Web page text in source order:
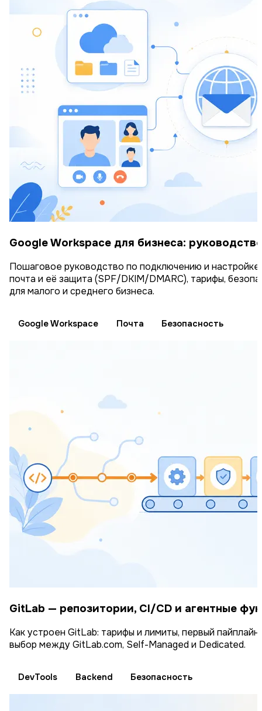
Google Workspace для бизнеса:
Пошаговое руководство по подключению и
почта и её защита (SPF/DKIM/DMARC), тарифы,
для малого и среднего бизнеса.
Google Workspace Почта Безопасность
GitLab — репозитории, CI/CD и агентные
Как устроен GitLab: тарифы и лимиты, первый
выбор между GitLab.com, Self-Managed и Dedicated.
DevTools Backend Безопасность